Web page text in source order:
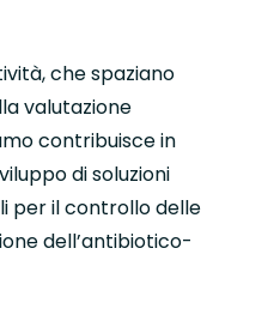
che spaziano
valutazione
contribuisce in
di soluzioni
per il controllo delle
dell’antibiotico-